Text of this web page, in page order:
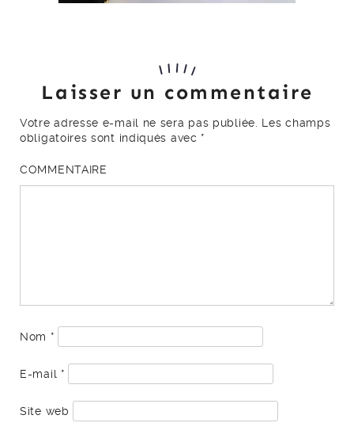
Laisser un commentaire
Votre adresse e-mail ne sera pas publiée.
Les champs
obligatoires sont indiqués avec *
COMMENTAIRE
Nom *
E-mail *
Site web